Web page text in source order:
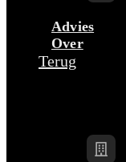
Advies
Over
Terug